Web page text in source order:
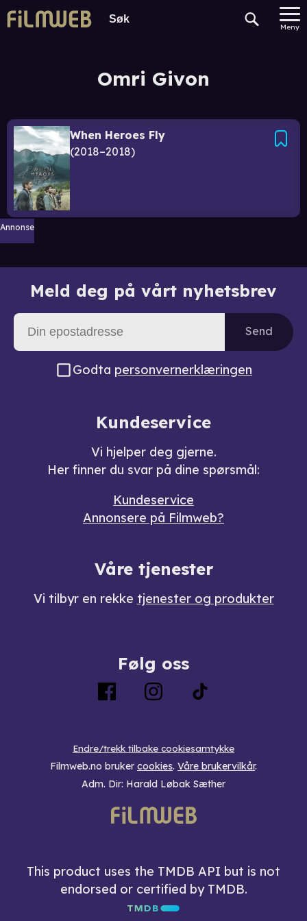
Meny
Omri Givon
When Heroes Fly
2018–2018
Annonse
Meld deg på vårt nyhetsbrev
Send
Godta personvernerklæringen
Kundeservice
Vi hjelper deg gjerne.
Her finner du svar på dine spørsmål:
Kundeservice
Annonsere på Filmweb?
Våre tjenester
Vi tilbyr en rekke tjenester og produkter
Følg oss
Endre/trekk tilbake cookiesamtykke
Filmweb.no bruker cookies. Våre brukervilkår.
Adm. Dir: Harald Løbak Sæther
This product uses the TMDB API but is not
endorsed or certified by TMDB.